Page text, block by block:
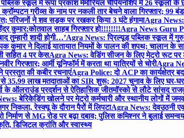
स्कूल में रूपा प्रकाश मेमोरियल चैंपियनशिप में 26 स्कूलों के
ग्रीव्स के नाम पर नकली तार बेचने वाला गिरफ्तार; 99
परिजनों ने शव सड़क पर रखकर किया 3 घंटे हंगामाAgra News:
कुमार:कोतवाल साहब गिरफ्तार हो!!!!!!!!Agra News Guru
तुम्हारी शादी होगी…’Agra News: प्रिल्यूड पब्लिक स्कूल में गुरु
कुमार ने दिलाई यातायात नियमों के पालन की शपथ; चालान के
सहित 4 पर केसAgra News: वेडिंग सीजन के लिए मेट्रो रूट पर
गिरफ्तार; आर्मी यूनिफॉर्म में करता था यात्रियों से चोरीAgra
प्रस्तुत की कबीर रचनाएंAgra Police: दो ACP का कार्यक्षेत्र
35.99 लाख मतदाताओं का SIR शुरू; 2027 चुनाव के लिए घर-घर
के ऑलराउंड प्रदर्शन से ऐतिहासिक जीतमॉस्को से लौटे सांसद
बेरिकेडिंग खोलने पर मेट्रो कर्मचारी और स्थानीय लोगों में
निकला, रेस्क्यू के दौरान पैरों में लिपटाAgra News: देवउठनी
निर्माण से MG रोड पर बढ़ा दबाव; पुलिस कमिश्नर ने बुलाई
डिजिटल क्रांति और स्वास्थ्य